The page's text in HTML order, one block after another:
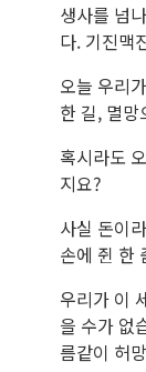
생사를 넘
다. 기진맥
오늘 우리
한 길, 멸
혹시라도
지요?
사실 돈이
손에 쥔 한
우리가 이
을 수가 없
름같이 허